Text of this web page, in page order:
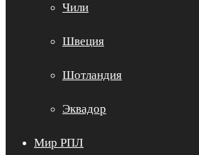
Чили
Швеция
Шотландия
Эквадор
Мир РПЛ